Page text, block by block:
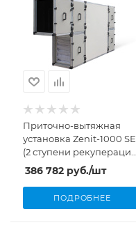
Приточно-вытяжная
установка Zenit-1000 SE
(2 ступени рекуперации,
1000 м³/ч, 5,08 кВт)
386 782 руб./шт
ПОДРОБНЕЕ